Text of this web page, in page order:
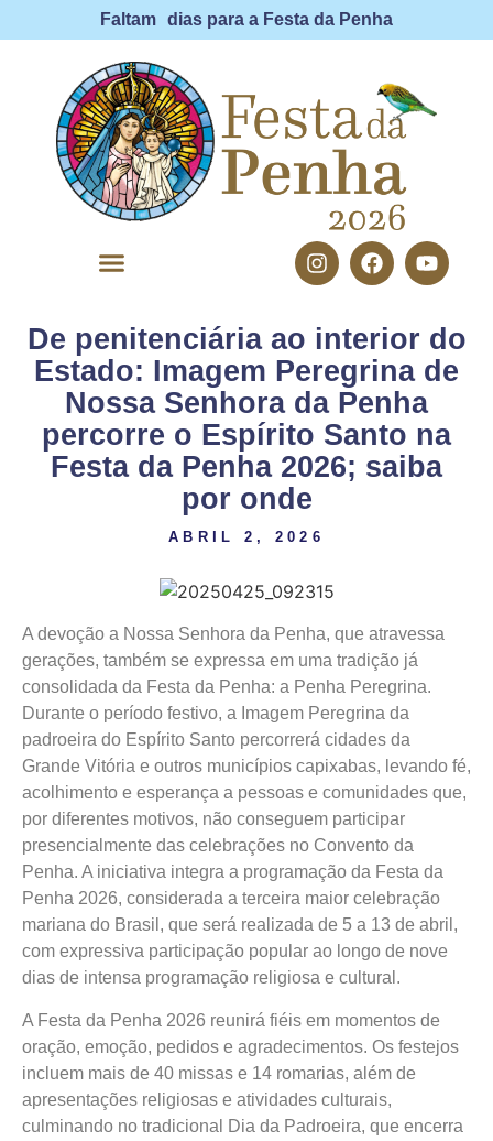
Faltam dias para a Festa da Penha
De penitenciária ao interior do
Estado: Imagem Peregrina de
Nossa Senhora da Penha
percorre o Espírito Santo na
Festa da Penha 2026; saiba
por onde
ABRIL 2, 2026
A devoção a Nossa Senhora da Penha, que atravessa
gerações, também se expressa em uma tradição já
consolidada da Festa da Penha: a Penha Peregrina.
Durante o período festivo, a Imagem Peregrina da
padroeira do Espírito Santo percorrerá cidades da
Grande Vitória e outros municípios capixabas, levando fé,
acolhimento e esperança a pessoas e comunidades que,
por diferentes motivos, não conseguem participar
presencialmente das celebrações no Convento da
Penha. A iniciativa integra a programação da Festa da
Penha 2026, considerada a terceira maior celebração
mariana do Brasil, que será realizada de 5 a 13 de abril,
com expressiva participação popular ao longo de nove
dias de intensa programação religiosa e cultural.
A Festa da Penha 2026 reunirá fiéis em momentos de
oração, emoção, pedidos e agradecimentos. Os festejos
incluem mais de 40 missas e 14 romarias, além de
apresentações religiosas e atividades culturais,
culminando no tradicional Dia da Padroeira, que encerra